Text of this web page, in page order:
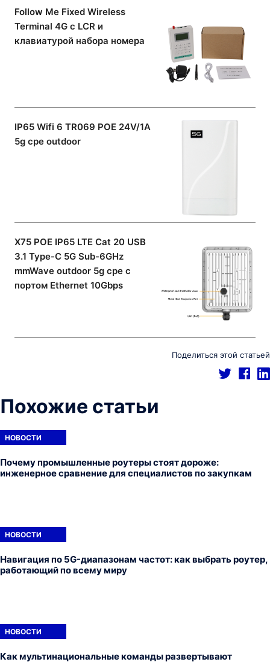
Follow Me Fixed Wireless
Terminal 4G с LCR и
клавиатурой набора номера
IP65 Wifi 6 TR069 POE 24V/1A
5g cpe outdoor
X75 POE IP65 LTE Cat 20 USB
3.1 Type-C 5G Sub-6GHz
mmWave outdoor 5g cpe с
портом Ethernet 10Gbps
Поделиться этой статьей
Похожие статьи
НОВОСТИ
Почему промышленные роутеры стоят дороже:
инженерное сравнение для специалистов по закупкам
НОВОСТИ
Навигация по 5G-диапазонам частот: как выбрать роутер,
работающий по всему миру
НОВОСТИ
Как мультинациональные команды развертывают